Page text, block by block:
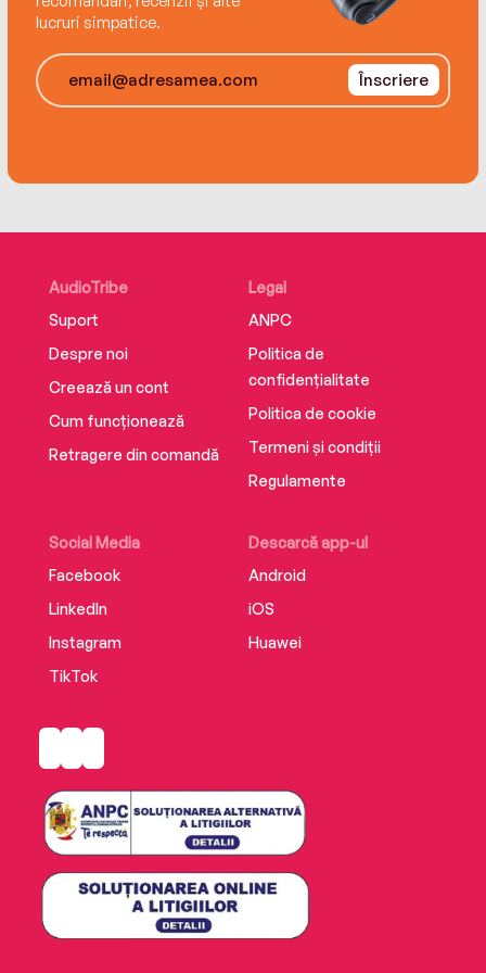
lucruri simpatice.
Înscriere
AudioTribe
Suport
Despre noi
Creează un cont
Cum funcționează
Retragere din comandă
Social Media
Facebook
LinkedIn
Instagram
TikTok
Descarcă app-ul
Android
iOS
Huawei
Legal
ANPC
Politica de
confidențialitate
Politica de cookie
Termeni și condiții
Regulamente